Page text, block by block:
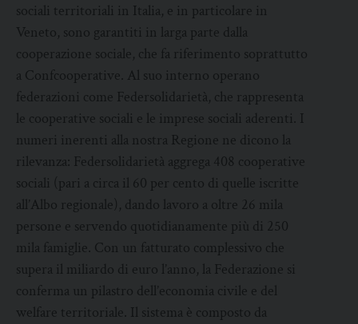
sociali territoriali in Italia, e in particolare in
Veneto, sono garantiti in larga parte dalla
cooperazione sociale, che fa riferimento soprattutto
a Confcooperative. Al suo interno operano
federazioni come Federsolidarietà, che rappresenta
le cooperative sociali e le imprese sociali aderenti. I
numeri inerenti alla nostra Regione ne dicono la
rilevanza: Federsolidarietà aggrega 408 cooperative
sociali (pari a circa il 60 per cento di quelle iscritte
all’Albo regionale), dando lavoro a oltre 26 mila
persone e servendo quotidianamente più di 250
mila famiglie. Con un fatturato complessivo che
supera il miliardo di euro l’anno, la Federazione si
conferma un pilastro dell’economia civile e del
welfare territoriale. Il sistema è composto da